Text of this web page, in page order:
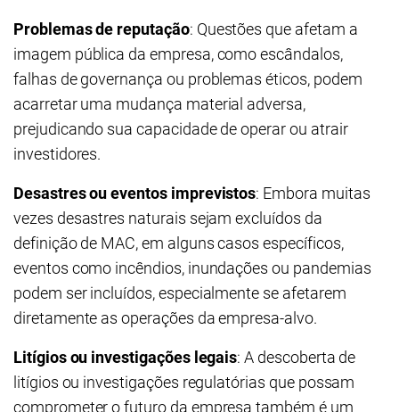
Problemas de reputação: Questões que afetam a
imagem pública da empresa, como escândalos,
falhas de governança ou problemas éticos, podem
acarretar uma mudança material adversa,
prejudicando sua capacidade de operar ou atrair
investidores.
Desastres ou eventos imprevistos: Embora muitas
vezes desastres naturais sejam excluídos da
definição de MAC, em alguns casos específicos,
eventos como incêndios, inundações ou pandemias
podem ser incluídos, especialmente se afetarem
diretamente as operações da empresa-alvo.
Litígios ou investigações legais: A descoberta de
litígios ou investigações regulatórias que possam
comprometer o futuro da empresa também é um